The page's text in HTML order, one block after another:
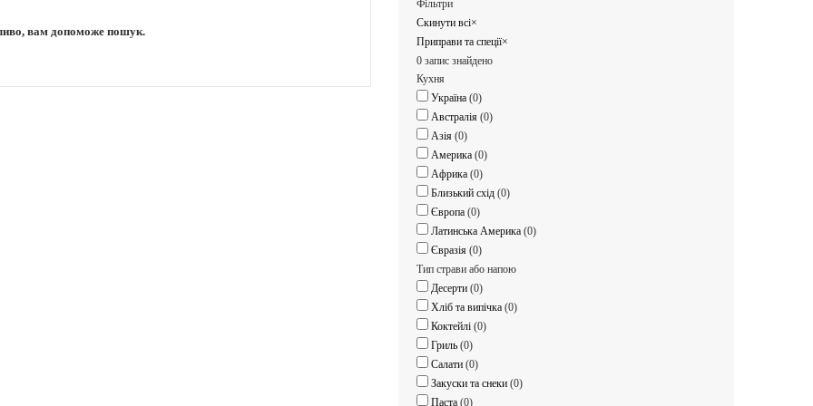
вам допоможе пошук.
Фільтри
Скинути всі×
Приправи та спеції×
0 запис знайдено
Кухня
Україна (0)
Австралія (0)
Азія (0)
Америка (0)
Африка (0)
Близький схід (0)
Європа (0)
Латинська Америка (0)
Євразія (0)
Тип страви або напою
Десерти (0)
Хліб та випічка (0)
Коктейлі (0)
Гриль (0)
Салати (0)
Закуски та снеки (0)
Паста (0)